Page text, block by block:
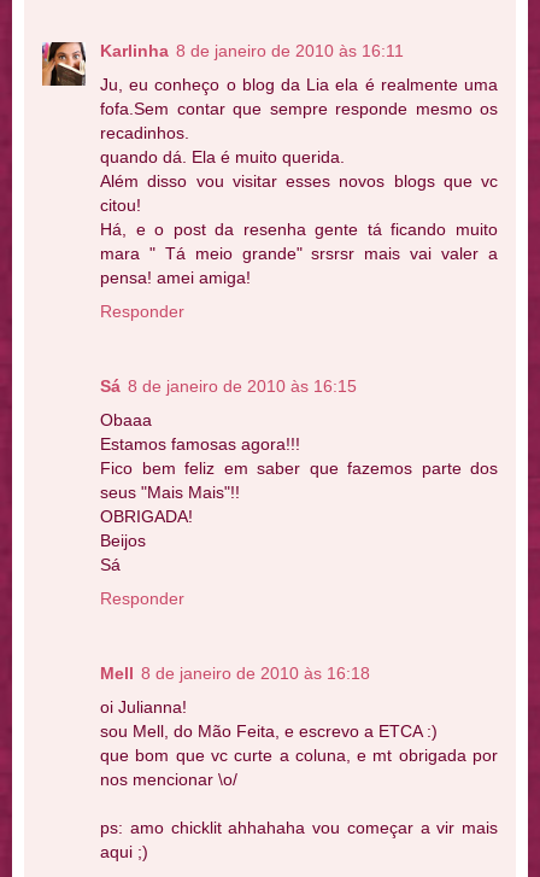
Karlinha 8 de janeiro de 2010 às 16:11
Ju, eu conheço o blog da Lia ela é realmente uma
fofa.Sem contar que sempre responde mesmo os
recadinhos.
quando dá. Ela é muito querida.
Além disso vou visitar esses novos blogs que vc
citou!
Há, e o post da resenha gente tá ficando muito
mara " Tá meio grande" srsrsr mais vai valer a
pensa! amei amiga!
Responder
Sá 8 de janeiro de 2010 às 16:15
Obaaa
Estamos famosas agora!!!
Fico bem feliz em saber que fazemos parte dos
seus "Mais Mais"!!
OBRIGADA!
Beijos
Sá
Responder
Mell 8 de janeiro de 2010 às 16:18
oi Julianna!
sou Mell, do Mão Feita, e escrevo a ETCA :)
que bom que vc curte a coluna, e mt obrigada por
nos mencionar \o/
ps: amo chicklit ahhahaha vou começar a vir mais
aqui ;)